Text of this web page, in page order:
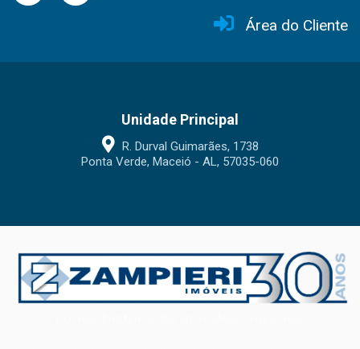
Área do Cliente
Unidade Principal
R. Durval Guimarães, 1738
Ponta Verde, Maceió - AL, 57035-060